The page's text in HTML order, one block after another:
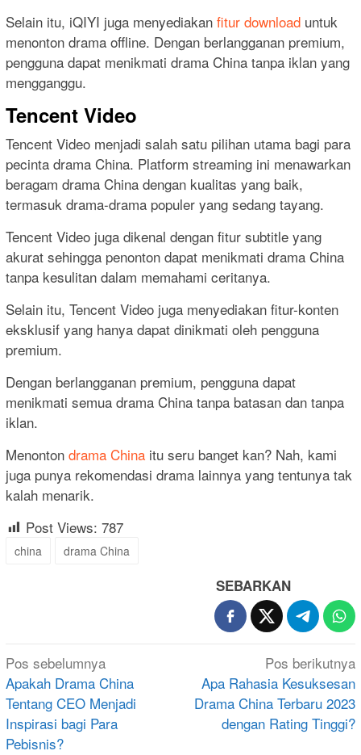
Selain itu, iQIYI juga menyediakan fitur download untuk
menonton drama offline. Dengan berlangganan premium,
pengguna dapat menikmati drama China tanpa iklan yang
mengganggu.
Tencent Video
Tencent Video menjadi salah satu pilihan utama bagi para
pecinta drama China. Platform streaming ini menawarkan
beragam drama China dengan kualitas yang baik,
termasuk drama-drama populer yang sedang tayang.
Tencent Video juga dikenal dengan fitur subtitle yang
akurat sehingga penonton dapat menikmati drama China
tanpa kesulitan dalam memahami ceritanya.
Selain itu, Tencent Video juga menyediakan fitur-konten
eksklusif yang hanya dapat dinikmati oleh pengguna
premium.
Dengan berlangganan premium, pengguna dapat
menikmati semua drama China tanpa batasan dan tanpa
iklan.
Menonton drama China itu seru banget kan? Nah, kami
juga punya rekomendasi drama lainnya yang tentunya tak
kalah menarik.
Post Views: 787
china drama China
SEBARKAN
Navigasi
pos
Pos sebelumnya
Apakah Drama China
Tentang CEO Menjadi
Inspirasi bagi Para
Pebisnis?
Pos berikutnya
Apa Rahasia Kesuksesan
Drama China Terbaru 2023
dengan Rating Tinggi?